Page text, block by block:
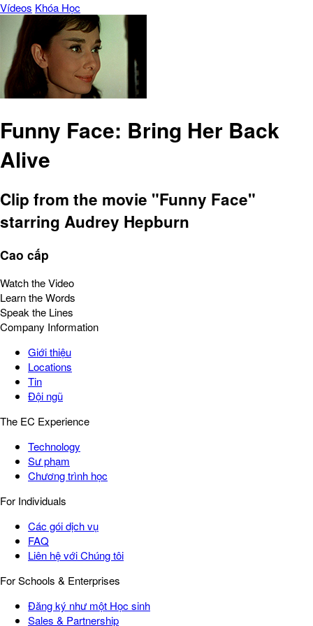
Vídeos Khóa Học
Funny Face: Bring Her Back
Alive
Clip from the movie "Funny Face"
starring Audrey Hepburn
Cao cấp
Watch the Video
Learn the Words
Speak the Lines
Company Information
Giới thiệu
Locations
Tin
Đội ngũ
The EC Experience
Technology
Sư phạm
Chương trình học
For Individuals
Các gói dịch vụ
FAQ
Liên hệ với Chúng tôi
For Schools & Enterprises
Đăng ký như một Học sinh
Sales & Partnership